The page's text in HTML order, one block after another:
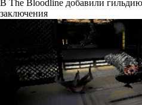
В The Bloodline добавили
заключения